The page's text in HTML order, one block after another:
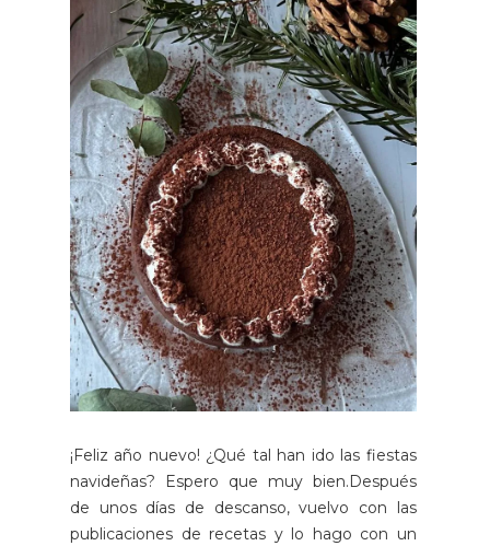
¡Feliz año nuevo! ¿Qué tal han ido las fiestas
navideñas? Espero que muy bien.Después
de unos días de descanso, vuelvo con las
publicaciones de recetas y lo hago con un